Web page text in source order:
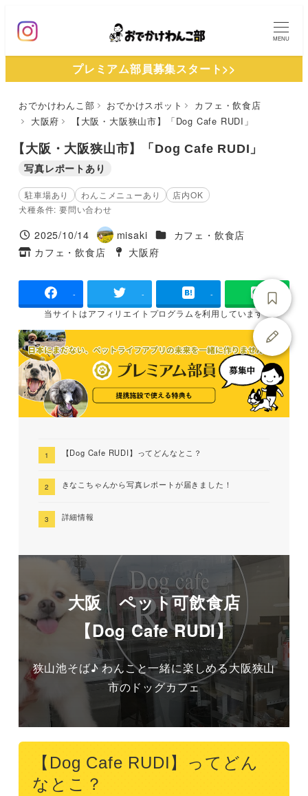
ン
MENU
プレミアム部員募集スタート>>
おでかけわんこ部 おでかけスポット
カフェ・飲食店
大阪府
【大阪・大阪狭山市】「Dog Cafe RUDI」
【大阪・大阪狭山市】「Dog Cafe RUDI」
写真レポートあり
駐車場あり わんこメニューあり
店内OK
犬種条件: 要問い合わせ
投稿日
2025/10/14
著
者
misaki 施設ジャンル
カフェ・飲食店
タグ
カフェ・飲食店
タグ
大阪府
- - -
当サイトはアフィリエイトプログラムを利用しています
【Dog Cafe RUDI】ってどんなとこ？
きなこちゃんから写真レポートが届きました！
詳細情報
大阪 ペット可飲食店
【Dog Cafe RUDI】
狭山池そば♪ わんこと一緒に楽しめる大阪狭山
市のドッグカフェ
【Dog Cafe RUDI】ってどん
なとこ？